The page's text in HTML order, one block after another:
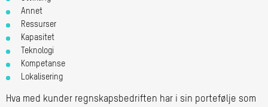
Annet
Ressurser
Kapasitet
Teknologi
Kompetanse
Lokalisering
Hva med kunder regnskapsbedriften har i sin portefølje som